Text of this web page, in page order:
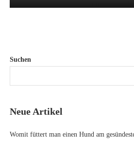
Suchen
Neue Artikel
Womit füttert man einen Hund am